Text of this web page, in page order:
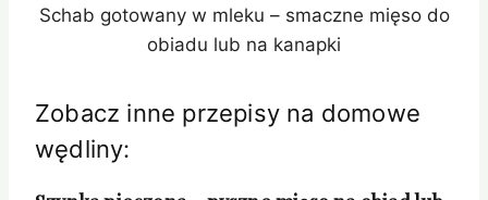
Schab gotowany w mleku – smaczne mięso do
obiadu lub na kanapki
Zobacz inne przepisy na domowe
wędliny: